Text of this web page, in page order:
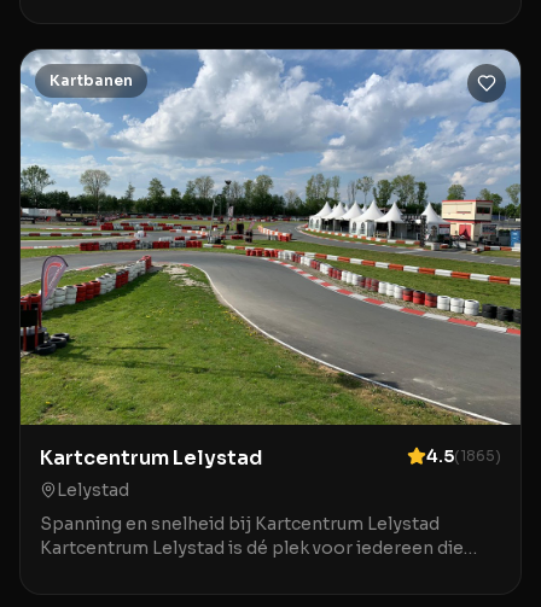
klantvriendelijkheid en veiligheid. Deze locatie wordt
geroemd om haar ruime en lichte inrichting en
Kartbanen
Kartcentrum Lelystad 4.5(1865)
Lelystad
Spanning en snelheid bij Kartcentrum Lelystad
Kartcentrum Lelystad is dé plek voor iedereen die
Met een prachtig, ruim en breed circuit biedt deze